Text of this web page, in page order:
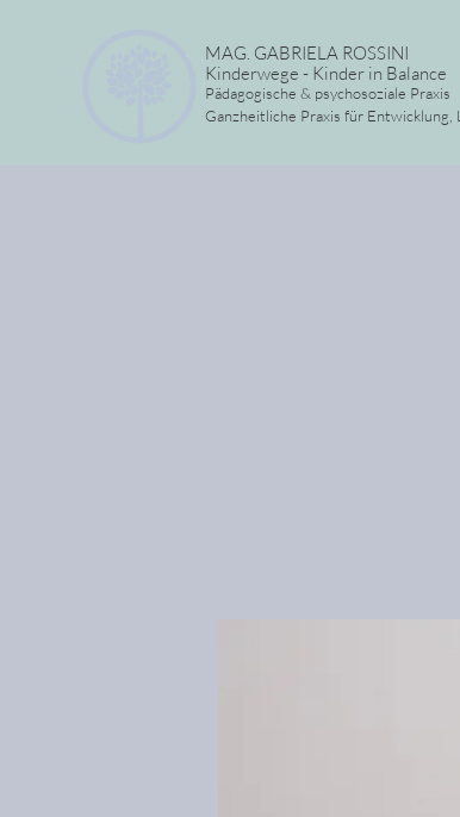
MAG. GABRIELA ROSSINI
Kinderwege - Kinder in Balance
Pädagogische & psychosoziale Praxis
Ganzheitliche Praxis für